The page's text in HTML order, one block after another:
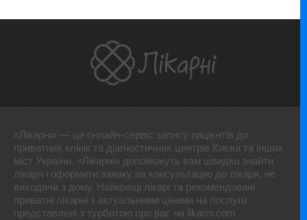
«Лікарні» — це онлайн-сервіс запису пацієнтів до
приватних клінік та діагностичних центрів Києва та інших
міст України. «Лікарні» допоможуть вам швидко знайти
лікаря і оформити заявку на консультацію до лікаря, не
виходячи з дому. Найкращі лікарі та рекомендовані
приватні лікарні з актуальними цінами на послуги
представлені з турботою про вас на likarni.com